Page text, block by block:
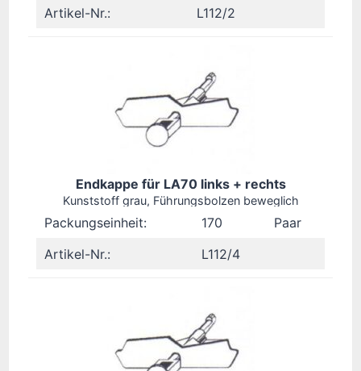
Artikel-Nr.:
L112/2
Endkappe für LA70 links + rechts
Kunststoff grau, Führungsbolzen beweglich
Packungseinheit: 170
Paar
Artikel-Nr.:
L112/4